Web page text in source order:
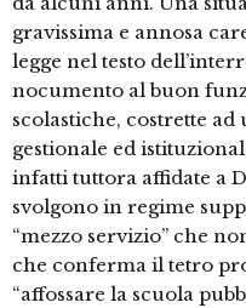
gravissima e annosa
legge nel testo
nocumento al buon
scolastiche, costrette
gestionale ed
infatti tuttora affidate a
svolgono in regime
“mezzo servizio” che
che conferma il tetro
“affossare la scuola